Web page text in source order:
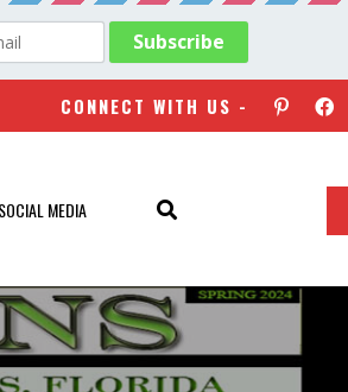
CONNECT WITH US -
SOCIAL MEDIA